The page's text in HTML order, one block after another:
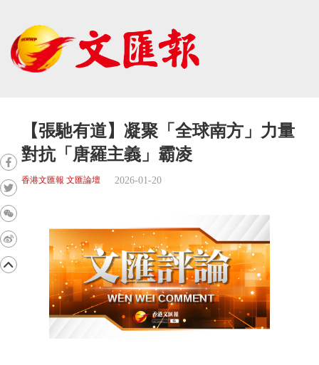
【張馳有道】凝聚「全球南方」力量
對抗「唐羅主義」霸凌
香港文匯報 文匯論壇 2026-01-20